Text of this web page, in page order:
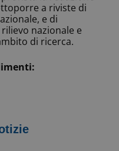
a riviste di
e di
nazionale e
di ricerca.